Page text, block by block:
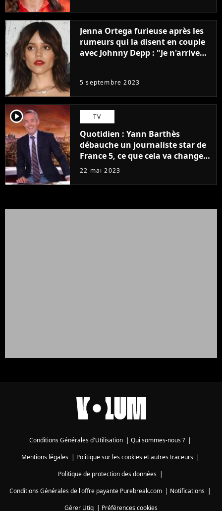
Jenna Ortega furieuse après les
rumeurs qui la disent en couple
avec Johnny Depp : "Je n'arrive
5 septembre 2023
player2 TV
Quotidien : Yann Barthès
débauche un journaliste star de
France 5, ce que cela va changer
à la rentrée
22 mai 2023
Conditions Générales d'Utilisation | Qui sommes-nous ? |
Mentions légales| Politique sur les cookies et autres traceurs|
Politique de protection des données|
Conditions Générales de l'offre payante Purebreak.com | Notifications |
Gérer Utiq | Préférences cookies